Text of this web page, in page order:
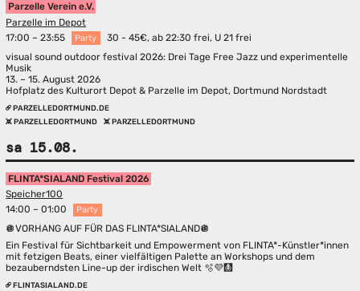
Parzelle Verein e.V.
Parzelle im Depot
17:00 – 23:55
Party
30 - 45€, ab 22:30 frei, U 21 frei
visual sound outdoor festival 2026: Drei Tage Free Jazz und experimentelle
Musik
13. – 15. August 2026
Hofplatz des Kulturort Depot & Parzelle im Depot, Dortmund Nordstadt
PARZELLEDORTMUND.DE
PARZELLEDORTMUND
PARZELLEDORTMUND
sa 15.08.
FLINTA*SIALAND Festival 2026
Speicher100
14:00 – 01:00
Party
🪩VORHANG AUF FÜR DAS FLINTA*SIALAND🪩
Ein Festival für Sichtbarkeit und Empowerment von FLINTA*-Künstler*innen
mit fetzigen Beats, einer vielfältigen Palette an Workshops und dem
bezauberndsten Line-up der irdischen Welt 🫧💜🩻
FLINTASIALAND.DE